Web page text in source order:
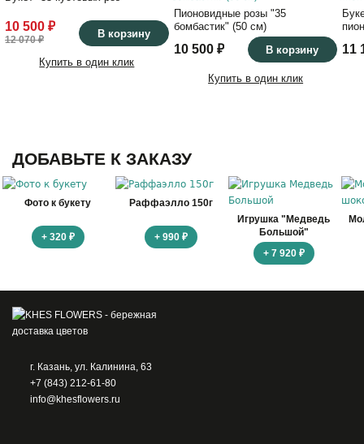
10 500 ₽
12 070 ₽ В корзину
Купить в один клик
Пионовидные розы "35
бомбастик" (50 см)
10 500 ₽ В корзину
Купить в один клик
11
ДОБАВЬТЕ К ЗАКАЗУ
Фото к букету
+ 320 ₽
Раффаэлло 150г
+ 990 ₽
Игрушка "Медведь
Большой"
+ 7 920 ₽
г. Казань, ул. Калинина, 63
+7 (843) 212-61-80
info@khesflowers.ru